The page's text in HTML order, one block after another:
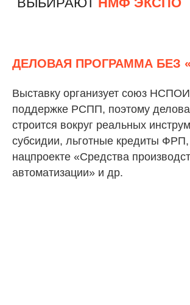
ДЕЛОВАЯ ПРОГРАММА БЕЗ
Выставку организует союз
поддержке РСПП, поэтому
строится вокруг реальных
субсидии, льготные кредиты ФРП,
нацпроекте «Средства
автоматизации» и др.